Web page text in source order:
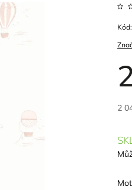
2
Kód: